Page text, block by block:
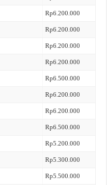
Rp6.200.000
Rp6.200.000
Rp6.200.000
Rp6.200.000
Rp6.500.000
Rp6.200.000
Rp6.200.000
Rp6.500.000
Rp5.200.000
Rp5.300.000
Rp5.500.000